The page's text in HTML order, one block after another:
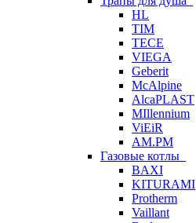
HL
TIM
TECE
VIEGA
Geberit
McAlpine
AlcaPLAST
MIllennium
ViEiR
AM.PM
Газовые котлы
BAXI
KITURAMI
Protherm
Vaillant